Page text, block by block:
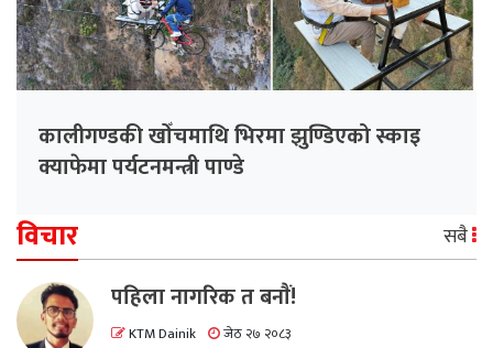
कालीगण्डकी खोँचमाथि भिरमा झुण्डिएको स्काइ
क्याफेमा पर्यटनमन्त्री पाण्डे
विचार सबै
पहिला नागरिक त बनाैं!
KTM Dainik जेठ २७ २०८३